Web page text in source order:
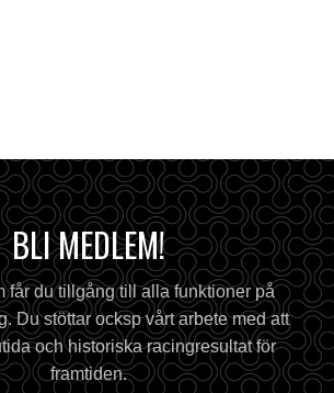
BLI MEDLEM!
får du tillgång till alla funktioner på
Du stöttar ocksp vårt arbete med att
och historiska racingresultat för
framtiden.